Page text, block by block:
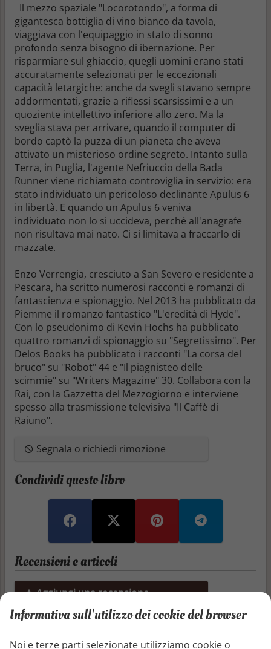
Il mezzo spaziale "Locorotondo", a forma di
gigantesca bottiglia di vino bianco da tavola,
viaggiava con l'equipaggio in stato di sonno
profondo senza bisogno di ibernazione. Per
risparmiare sul ghiaccio, quegli uomini erano stati
accuratamente selezionati per le eccezionali
capacità letargiche: anche da svegli stavano sempre
addormentati, grazie a riflessi scarsissimi e a un
quoziente intellettivo inferiore allo zero. Ma la
sveglia stava per arrivare, quando il computer di
bordo captò la puzza di un pianeta che aveva
attivato un misterioso ordine segreto. Intanto sulla
Terra, in Puglia, l'agente Nefriuccio della Bada
Runner viene richiamato controviglia in servizio: era
stato individuato un pericoloso declinante Apulus 6
in libertà. E quando un Apulus 6 veniva
individuato non lo si uccideva, perché all'anagrafe
non risultava mai nato. Ci si limitava a fraccarlo di
mazzate.
Enzo Verrengia, cresciuto a San Severo e residente a
Pescara, ha scritto numerosi racconti e romanzi di
fantascienza e spionaggio. Nel 2013 ha pubblicato da
Piemme il romanzo fantastico "L'eredità di Hyde".
Con lo pseudonimo di Kevin Hochs ha pubblicato
quattro romanzi di spionaggio su "Segretissimo". Per
Delos Books ha pubblicato i racconti "La corsa del
bruco" su "Robot" 44 e "Il piagnisteo delle
scimmie" su "Writers Magazine" 30. Collabora con la
Rai, con la Gazzetta del Mezzogiorno e interviene
spesso alla trasmissione televisiva "Il Caffè di
Raiuno".
Segnala o richiedi rimozione
Condividi questo libro
Recensioni e articoli
Aggiungi una recensione
Aggiungi un articolo
Informativa sull'utilizzo dei cookie del browser
Noi e terze parti selezionate utilizziamo cookie o